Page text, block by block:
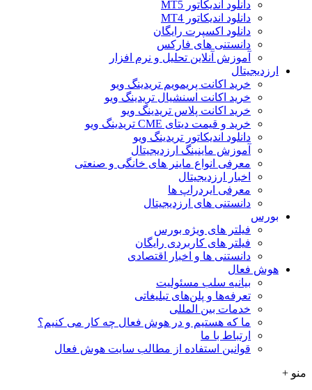
دانلود اندیکاتور MT5
دانلود اندیکاتور MT4
دانلود اکسپرت رایگان
دانستنی های فارکس
آموزش آنلاین تحلیل و نرم افزار
ارزدیجیتال
خرید اکانت پریمویم تریدینگ ویو
خرید اکانت اسنشیال تریدینگ ویو
خرید اکانت پلاس تریدینگ ویو
خرید و قیمت دیتای CME تریدینگ ویو
دانلود اندیکاتور تریدینگ ویو
آموزش ماینینگ ارزدیجیتال
معرفی انواع ماینر های خانگی و صنعتی
اخبار ارزدیجیتال
معرفی ایردراپ ها
دانستنی های ارزدیجیتال
بورس
فیلتر های ویژه بورس
فیلتر های کاربردی رایگان
دانستنی ها و اخبار اقتصادی
هوش فعال
بیانیه سلب مسئولیت
تعرفه‌ها و پلن‌های تبلیغاتی
خدمات بین المللی
ما که هستیم و در هوش فعال چه کار می کنیم؟
ارتباط با ما
قوانین استفاده از مطالب سایت هوش فعال
منو +